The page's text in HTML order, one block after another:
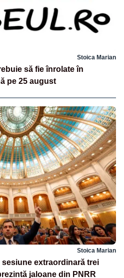
Stoica Marian
să fie înrolate în
pe 25 august
Stoica Marian
sesiune extraordinară trei
jaloane din PNRR